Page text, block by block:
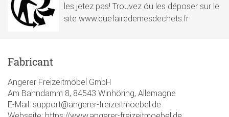
les jetez pas! Trouvez óu les déposer sur le
site www.quefairedemesdechets.fr
Fabricant
Angerer Freizeitmöbel GmbH
Am Bahndamm 8, 84543 Winhöring, Allemagne
E-Mail: support@angerer-freizeitmoebel.de